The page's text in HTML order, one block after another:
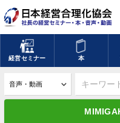
経営セミナー 本
キーワードを入力し
デジタル版対応のみ検